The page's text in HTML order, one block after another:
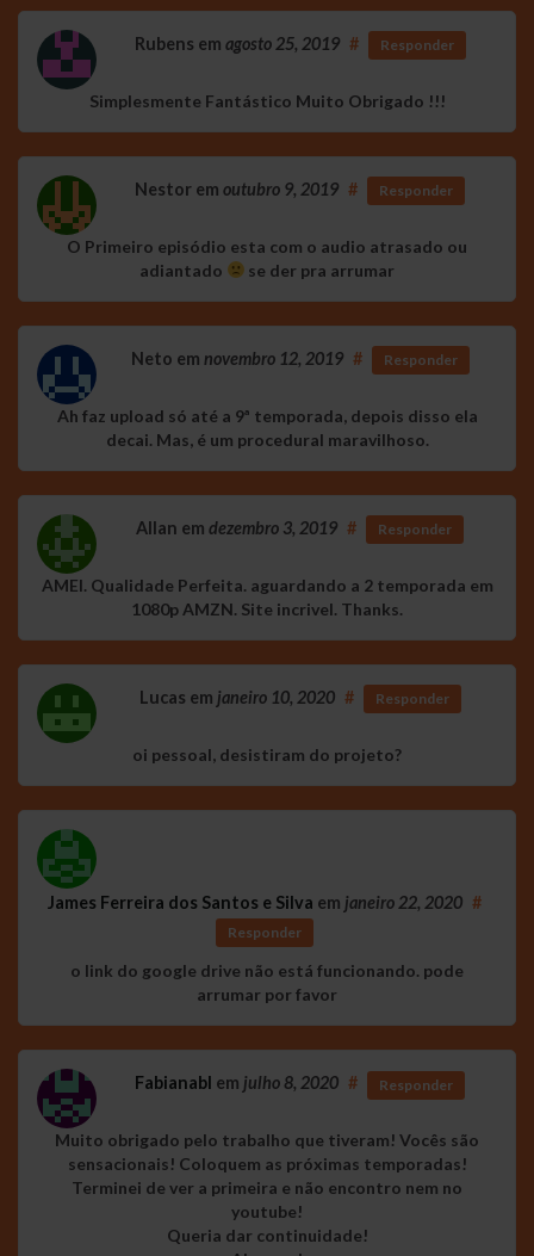
Rubens em agosto 25, 2019 # Responder
Simplesmente Fantástico Muito Obrigado !!!
Nestor em outubro 9, 2019 # Responder
O Primeiro episódio esta com o audio atrasado ou
adiantado
se der pra arrumar
Neto em novembro 12, 2019 # Responder
Ah faz upload só até a 9ª temporada, depois disso ela
decai. Mas, é um procedural maravilhoso.
Allan em dezembro 3, 2019 # Responder
AMEI. Qualidade Perfeita. aguardando a 2 temporada em
1080p AMZN. Site incrivel. Thanks.
Lucas em janeiro 10, 2020 # Responder
oi pessoal, desistiram do projeto?
James Ferreira dos Santos e Silva em janeiro 22, 2020 #
Responder
o link do google drive não está funcionando. pode
arrumar por favor
Fabianabl em julho 8, 2020 # Responder
Muito obrigado pelo trabalho que tiveram! Vocês são
sensacionais! Coloquem as próximas temporadas!
Terminei de ver a primeira e não encontro nem no
youtube!
Queria dar continuidade!